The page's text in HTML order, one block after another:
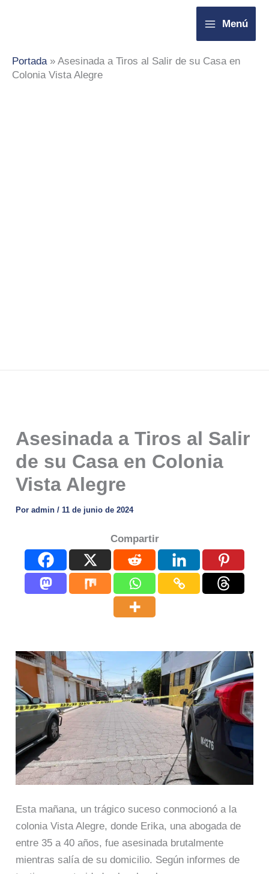
Menú
Portada» Asesinada a Tiros al Salir de su Casa en
Colonia Vista Alegre
Asesinada a Tiros al Salir
de su Casa en Colonia
Vista Alegre
Poradmin/ 11 de junio de 2024
Compartir
Esta mañana, un trágico suceso conmocionó a la
colonia Vista Alegre, donde Erika, una abogada de
entre 35 a 40 años, fue asesinada brutalmente
mientras salía de su domicilio. Según informes de